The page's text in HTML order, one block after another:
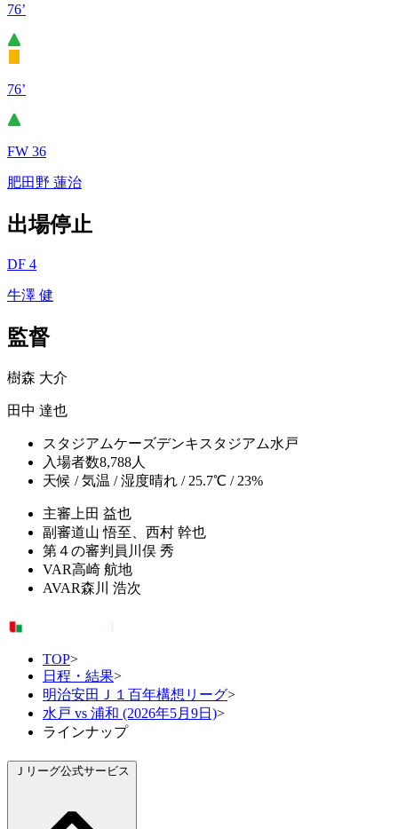
76’
76’
FW 36
肥田野 蓮治
出場停止
DF 4
牛澤 健
監督
樹森 大介
田中 達也
スタジアムケーズデンキスタジアム水戸
入場者数8,788人
天候 / 気温 / 湿度晴れ / 25.7℃ / 23%
主審 上田 益也
副審道山 悟至、西村 幹也
第４の審判員 川俣 秀
VAR高崎 航地
AVAR森川 浩次
TOP>
日程・結果>
明治安田Ｊ１百年構想リーグ>
水戸 vs 浦和 (2026年5月9日)>
ラインナップ
Ｊリーグ公式サービス